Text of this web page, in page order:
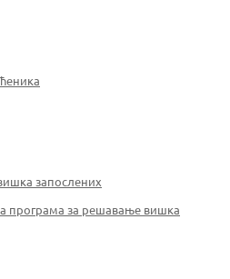
запослених
програма за решавање вишка